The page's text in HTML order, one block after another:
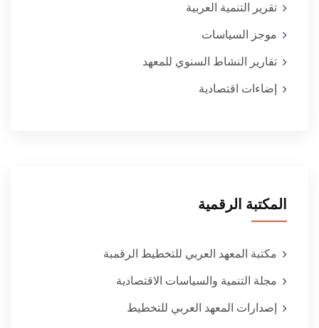
تقرير التنمية العربية
موجز السياسات
تقارير النشاط السنوي للمعهد
إضاءات اقتصادية
المكتبة الرقمية
مكتبة المعهد العربي للتخطيط الرقمبة
مجلة التنمية والسياسات الاقتصادية
إصدارات المعهد العربي للتخطيط